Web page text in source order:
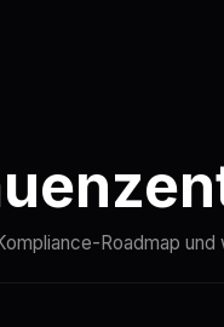
Roadmap und